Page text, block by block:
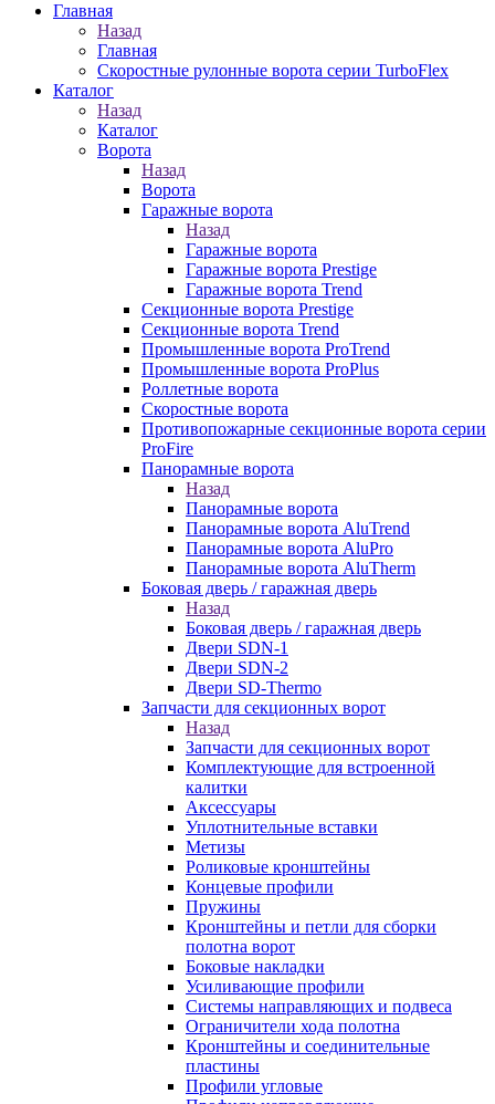
Главная
Назад
Главная
Скоростные рулонные ворота серии TurboFlex
Каталог
Назад
Каталог
Ворота
Назад
Ворота
Гаражные ворота
Назад
Гаражные ворота
Гаражные ворота Prestige
Гаражные ворота Trend
Секционные ворота Prestige
Секционные ворота Trend
Промышленные ворота ProTrend
Промышленные ворота ProPlus
Роллетные ворота
Скоростные ворота
Противопожарные секционные ворота серии
ProFire
Панорамные ворота
Назад
Панорамные ворота
Панорамные ворота AluTrend
Панорамные ворота AluPro
Панорамные ворота AluTherm
Боковая дверь / гаражная дверь
Назад
Боковая дверь / гаражная дверь
Двери SDN-1
Двери SDN-2
Двери SD-Thermo
Запчасти для секционных ворот
Назад
Запчасти для секционных ворот
Комплектующие для встроенной
калитки
Аксессуары
Уплотнительные вставки
Метизы
Роликовые кронштейны
Концевые профили
Пружины
Кронштейны и петли для сборки
полотна ворот
Боковые накладки
Усиливающие профили
Системы направляющих и подвеса
Ограничители хода полотна
Кронштейны и соединительные
пластины
Профили угловые